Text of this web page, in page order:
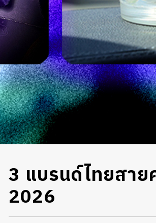
3 แบรนด์ไทยสาย
2026